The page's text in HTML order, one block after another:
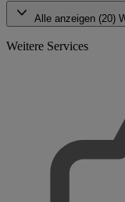
Alle anzeigen (20)
Weitere Services